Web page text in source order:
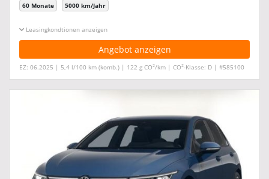
60 Monate 5000 km/Jahr
Leasingkonditionen ein-/ausblenden
Angebot anzeigen
EZ: 06.2025 | 5,4 l/100 km (komb.) | 122 g CO2/km | CO2-Klasse: D | #585100